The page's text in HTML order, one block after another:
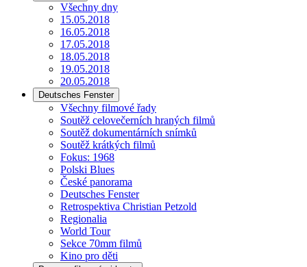
Všechny dny
15.05.2018
16.05.2018
17.05.2018
18.05.2018
19.05.2018
20.05.2018
Deutsches Fenster
Všechny filmové řady
Soutěž celovečerních hraných filmů
Soutěž dokumentárních snímků
Soutěž krátkých filmů
Fokus: 1968
Polski Blues
České panorama
Deutsches Fenster
Retrospektiva Christian Petzold
Regionalia
World Tour
Sekce 70mm filmů
Kino pro děti